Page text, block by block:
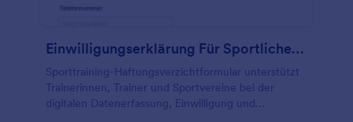
Einwilligungserklärung Für Sportliches Training
Sporttraining-Haftungsverzichtformular unterstützt
Trainerinnen, Trainer und Sportvereine bei der
digitalen Datenerfassung, Einwilligung und